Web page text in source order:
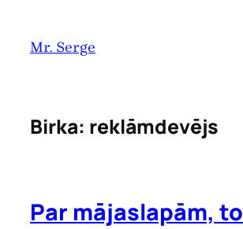
saturu
Mr. Serge
Birka: reklāmdevējs
Par mājaslapām, to